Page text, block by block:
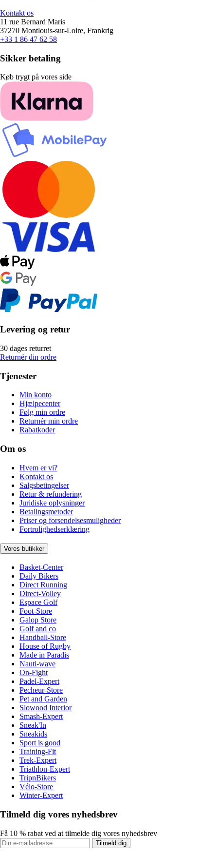
Kontakt os
11 rue Bernard Maris
37270 Montlouis-sur-Loire, Frankrig
+33 1 86 47 62 58
Sikker betaling
Køb trygt på vores side
Levering og retur
30 dages returret
Returnér din ordre
Tjenester
Min konto
Hjælpecenter
Følg min ordre
Returnér min ordre
Rabatkoder
Om os
Hvem er vi?
Kontakt os
Salgsbetingelser
Retur & refundering
Juridiske oplysninger
Betalingsmetoder
Priser og forsendelsesmuligheder
Fortrolighedserklæring
Vores butikker
Basket-Center
Daily Bikers
Direct Running
Direct-Volley
Espace Golf
Foot-Store
Galop Store
Golf and co
Handball-Store
House of Rugby
Made in Paradis
Nauti-wave
On-Fight
Padel-Expert
Pecheur-Store
Pet and Garden
Slowood Interior
Smash-Expert
Sneak'In
Sneakids
Sport is good
Training-Fit
Trek-Expert
Triathlon-Expert
TripnBikers
Vélo-Store
Winter-Expert
Tilmeld dig vores nyhedsbrev
Få 10 % rabat ved at tilmelde dig vores nyhedsbrev
Tilmeld dig